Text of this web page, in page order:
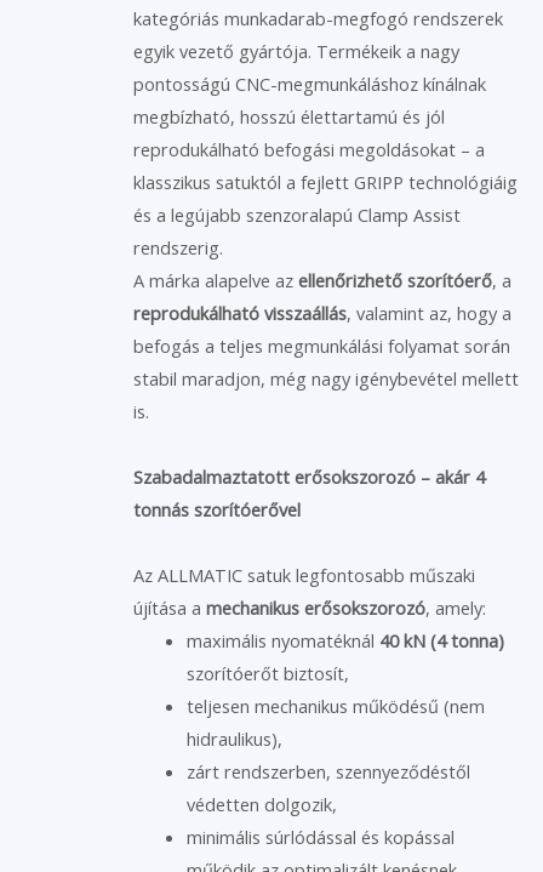
kategóriás munkadarab-megfogó rendszerek
egyik vezető gyártója. Termékeik a nagy
pontosságú CNC-megmunkáláshoz kínálnak
megbízható, hosszú élettartamú és jól
reprodukálható befogási megoldásokat – a
klasszikus satuktól a fejlett GRIPP technológiáig
és a legújabb szenzoralapú Clamp Assist
rendszerig.
A márka alapelve az ellenőrizhető szorítóerő, a
reprodukálható visszaállás, valamint az, hogy a
befogás a teljes megmunkálási folyamat során
stabil maradjon, még nagy igénybevétel mellett
is.
Szabadalmaztatott erősokszorozó – akár 4
tonnás szorítóerővel
Az ALLMATIC satuk legfontosabb műszaki
újítása a mechanikus erősokszorozó, amely:
maximális nyomatéknál 40 kN (4 tonna)
szorítóerőt biztosít,
teljesen mechanikus működésű (nem
hidraulikus),
zárt rendszerben, szennyeződéstől
védetten dolgozik,
minimális súrlódással és kopással